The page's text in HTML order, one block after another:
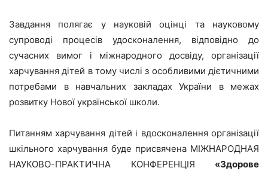
Завдання полягає у науковій оцінці та науковому
супроводі процесів удосконалення, відповідно до
сучасних вимог і міжнародного досвіду, організації
харчування дітей в тому числі з особливими дієтичними
потребами в навчальних закладах України в межах
розвитку Нової української школи.
Питанням харчування дітей і вдосконалення організації
шкільного харчування буде присвячена МІЖНАРОДНАЯ
НАУКОВО-ПРАКТИЧНА КОНФЕРЕНЦІЯ «Здорове